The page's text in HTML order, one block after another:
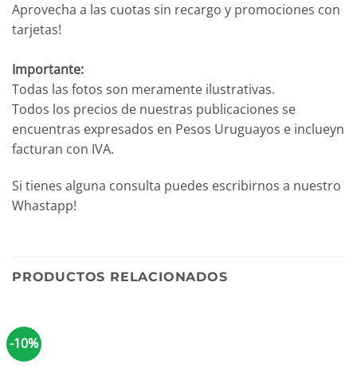
Aprovecha a las cuotas sin recargo y promociones con
tarjetas!
Importante:
Todas las fotos son meramente ilustrativas.
Todos los precios de nuestras publicaciones se
encuentras expresados en Pesos Uruguayos e inclueyn
facturan con IVA.
Si tienes alguna consulta puedes escribirnos a nuestro
Whastapp!
PRODUCTOS RELACIONADOS
-10%